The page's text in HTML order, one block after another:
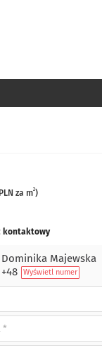
za m2)
kontaktowy
Dominika Majewska
+48
Wyświetl numer